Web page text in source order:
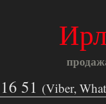
51 (Viber,